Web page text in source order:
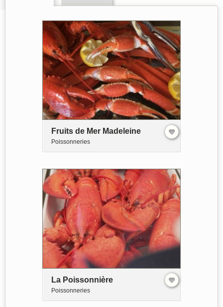
Fruits de Mer Madeleine
Poissonneries
La Poissonnière
Poissonneries